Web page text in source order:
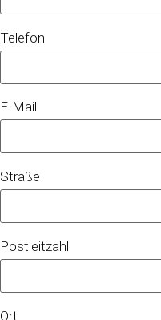
Telefon
E-Mail
Straße
Postleitzahl
Ort